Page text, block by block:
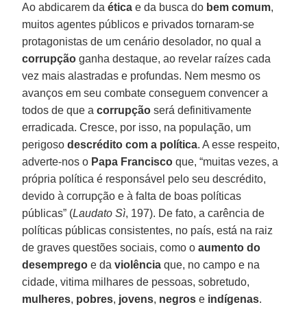
Ao abdicarem daética e da busca do bem comum,
muitos agentes públicos e privados tornaram-se
protagonistas de um cenário desolador, no qual a
corrupção ganha destaque, ao revelar raízes cada
vez mais alastradas e profundas. Nem mesmo os
avanços em seu combate conseguem convencer a
todos de que acorrupção será definitivamente
erradicada. Cresce, por isso, na população, um
perigosodescrédito com a política. A esse respeito,
adverte-nos o Papa Francisco que, “muitas vezes, a
própria política é responsável pelo seu descrédito,
devido à corrupção e à falta de boas políticas
públicas” (Laudato Sì, 197). De fato, a carência de
políticas públicas consistentes, no país, está na raiz
de graves questões sociais, como o aumento do
desemprego e daviolência que, no campo e na
cidade, vitima milhares de pessoas, sobretudo,
mulheres, pobres, jovens, negros e indígenas.